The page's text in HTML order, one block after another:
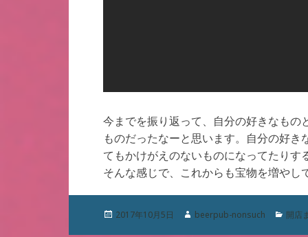
今までを振り返って、自分の好きなもの
ものだったなーと思います。自分の好
てもかけがえのないものになってたりす
そんな感じで、これからも宝物を増やし
投
2017年10月5日
作
beerpub-nonsuch
カ
開店